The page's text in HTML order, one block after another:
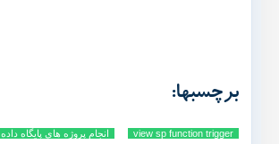
برچسبها:
view sp function trigger
انجام پروژه های پایگاه داده